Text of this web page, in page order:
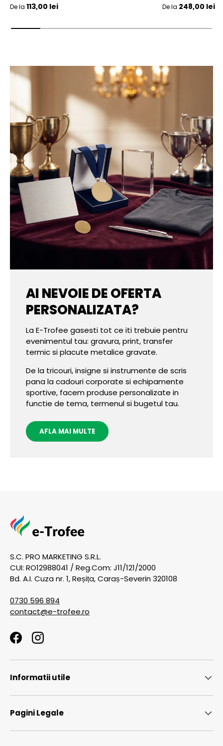
Pret initial
De la 113,00 lei Pret initial
De la 248,00 lei
AI NEVOIE DE OFERTA
PERSONALIZATA?
La E-Trofee gasesti tot ce iti trebuie pentru
evenimentul tau: gravura, print, transfer
termic si placute metalice gravate.
De la tricouri, insigne si instrumente de scris
pana la cadouri corporate si echipamente
sportive, facem produse personalizate in
functie de tema, termenul si bugetul tau.
AFLA MAI MULTE
S.C. PRO MARKETING S.R.L.
CUI: RO12988041 / Reg.Com: J11/121/2000
Bd. A.I. Cuza nr. 1, Reșița, Caraș-Severin 320108
0730 596 894
contact@e-trofee.ro
FacebookInstagram
Informatii utile
Pagini Legale